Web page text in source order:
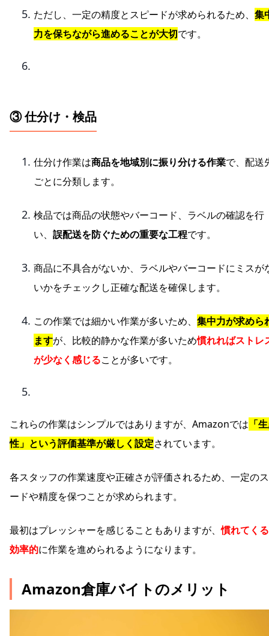
ただし、一定の精度とスピードが求められるため、 集
力を保ちながら進めることが大切です。
③ 仕分け・検品
仕分け作業は商品を地域別に振り分ける作業で、配送
ごとに分類します。
検品では商品の状態やバーコード、ラベルの確認を行
い、 誤配送を防ぐための重要な工程です。
商品に不具合がないか、ラベルやバーコードにミスが
いかをチェックし正確な配送を確保します。
この作業では細かい作業が多いため、 集中力が求めら
ますが、比較的静かな作業が多いため慣れればストレ
が少なく感じることが多いです。
これらの作業はシンプルではありますが、Amazonでは 「
性」という評価基準が厳しく設定されています。
各スタッフの作業速度や正確さが評価されるため、一定の
ードや精度を保つことが求められます。
最初はプレッシャーを感じることもありますが、慣れてく
効率的に作業を進められるようになります。
Amazon倉庫バイトのメリット